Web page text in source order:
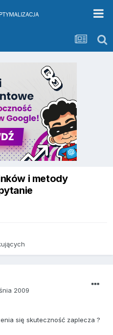
i metody
2009
się skuteczność zaplecza ?